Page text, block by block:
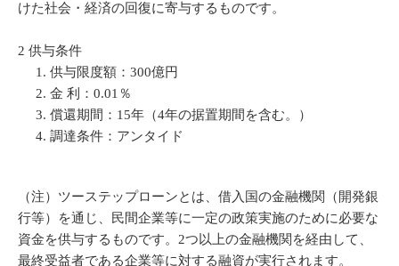
けた社会・経済の回復に寄与するものです。
2 供与条件
供与限度額：300億円
金 利：0.01％
償還期間：15年（4年の据置期間を含む。）
調達条件：アンタイド
（注）ツーステップローンとは、借入国の金融機関（開発銀
行等）を通じ、民間企業等に一定の政策実施のために必要な
資金を供与するものです。2つ以上の金融機関を経由して、
最終受益者である企業等に対する融資が実行されます。